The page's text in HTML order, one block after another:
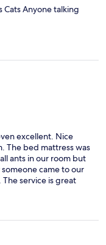
Cats Anyone talking
excellent. Nice
The bed mattress was
ants in our room but
someone came to our
service is great
offer with breakfast
offered us to
option. In the area,
to have lunch so that